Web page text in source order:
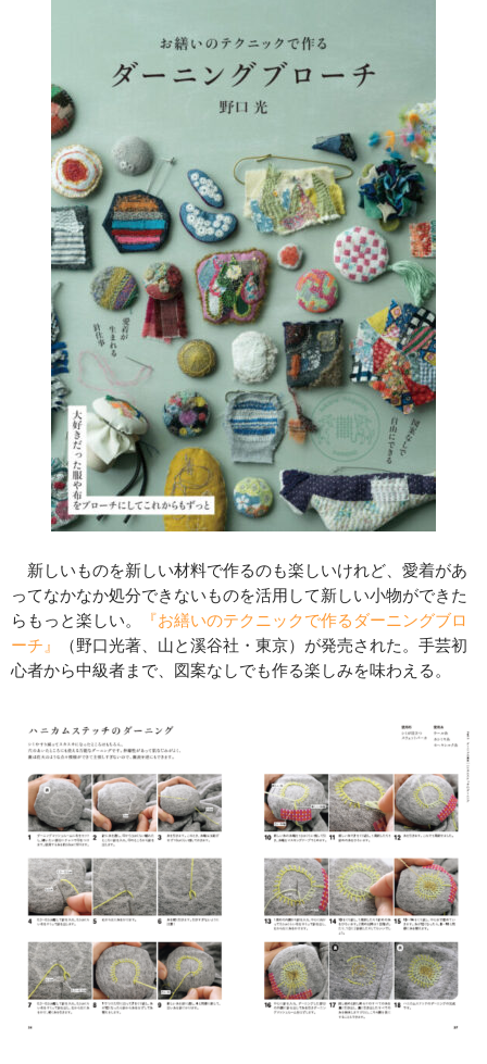
新しいものを新しい材料で作るのも楽しいけれど、愛着があ
ってなかなか処分できないものを活用して新しい小物ができた
らもっと楽しい。
『お繕いのテクニックで作るダーニングブロ
ーチ』
（野口光著、山と溪谷社・東京）が発売された。手芸初
心者から中級者まで、図案なしでも作る楽しみを味わえる。